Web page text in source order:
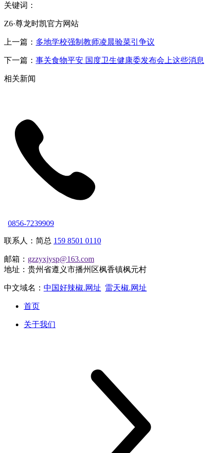
关键词：
Z6·尊龙时凯官方网站
上一篇： 多地学校强制教师凌晨验菜引争议
下一篇： 事关食物平安 国度卫生健康委发布会上这些消息
相关新闻
0856-7239909
联系人：简总 159 8501 0110
邮箱： gzzyxjysp@163.com
地址：贵州省遵义市播州区枫香镇枫元村
中文域名： 中国好辣椒.网址 雷天椒.网址
首页
关于我们